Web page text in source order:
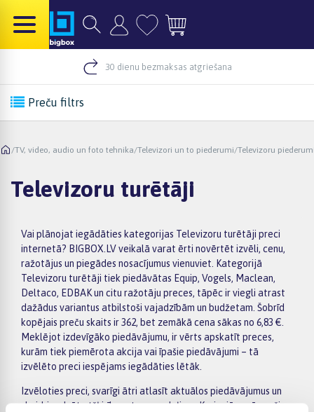
30 dienu bezmaksas atgriešana
Preču filtrs
/TV, video, audio un foto tehnika/Televizori un to piederumi/Televizoru
Televizoru turētāji
Vai plānojat iegādāties kategorijas Televizoru turētāji preci
internetā? BIGBOX.LV veikalā varat ērti novērtēt izvēli, cenu,
ražotājus un piegādes nosacījumus vienuviet. Kategorijā
Televizoru turētāji tiek piedāvātas Equip, Vogels, Maclean,
Deltaco, EDBAK un citu ražotāju preces, tāpēc ir viegli atrast
dažādus variantus atbilstoši vajadzībām un budžetam. Šobrīd
kopējais preču skaits ir 362, bet zemākā cena sākas no 6,83 €.
Meklējot izdevīgāko piedāvājumu, ir vērts apskatīt preces,
kurām tiek piemērota akcija vai īpašie piedāvājumi – tā
izvēlēto preci iespējams iegādāties lētāk.
Izvēloties preci, svarīgi ātri atlasīt aktuālos piedāvājumus un
skaidri redzēt atšķirības starp modeļiem. Kreisajā pusē esošie